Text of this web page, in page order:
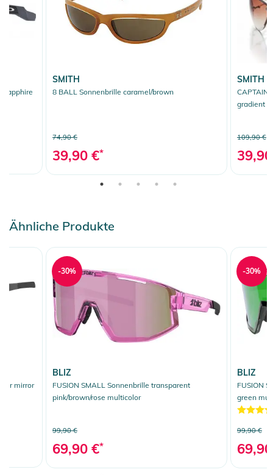
- Putztuch
Produktinformationen und
Gebrauchsanweisungen, Sicherheitshinweise und Warnungen
finden Sie direkt am Produkt.
sapphire
SMITH
8 BALL Sonnenbrille caramel/brown
74,90 €
39,90 €*
SMITH
CAPTAIN
gradient
109,90 €
Ähnliche Produkte
mirror
BLIZ
FUSION SMALL Sonnenbrille transparent
pink/brown/rose multicolor
99,90 €
69,90 €*
-30%
BLIZ
FUSION
green
99,90 €
-30%